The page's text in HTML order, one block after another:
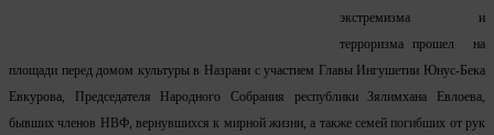
экстремизма и
терроризма прошел на
площади перед домом культуры в Назрани с участием Главы Ингушетии Юнус-Бека
Евкурова, Председателя Народного Собрания республики Зялимхана Евлоева,
бывших членов НВФ, вернувшихся к мирной жизни, а также семей погибших от рук